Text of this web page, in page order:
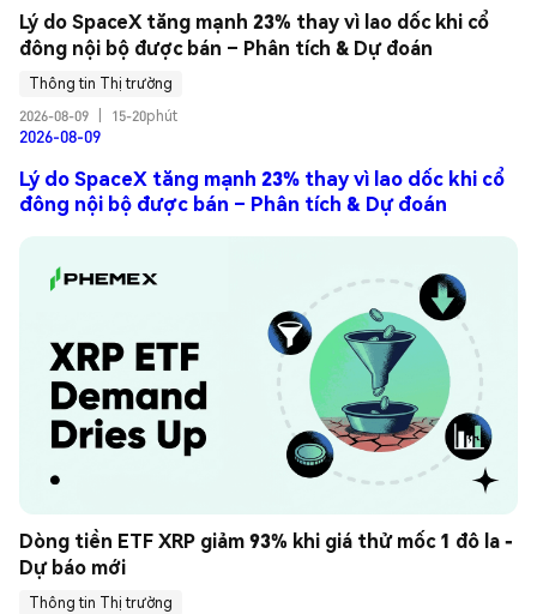
Lý do SpaceX tăng mạnh 23% thay vì lao dốc khi cổ
đông nội bộ được bán – Phân tích & Dự đoán
Thông tin Thị trường
2026-08-09
15-20phút
2026-08-09
Lý do SpaceX tăng mạnh 23% thay vì lao dốc khi cổ
đông nội bộ được bán – Phân tích & Dự đoán
Dòng tiền ETF XRP giảm 93% khi giá thử mốc 1 đô la -
Dự báo mới
Thông tin Thị trường